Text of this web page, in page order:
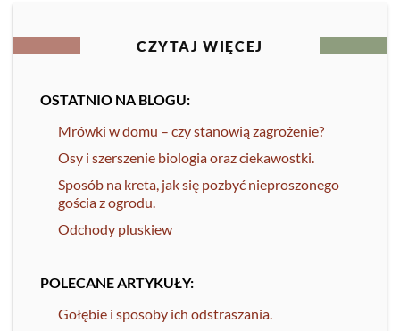
CZYTAJ WIĘCEJ
OSTATNIO NA BLOGU:
Mrówki w domu – czy stanowią zagrożenie?
Osy i szerszenie biologia oraz ciekawostki.
Sposób na kreta, jak się pozbyć nieproszonego
gościa z ogrodu.
Odchody pluskiew
POLECANE ARTYKUŁY:
Gołębie i sposoby ich odstraszania.